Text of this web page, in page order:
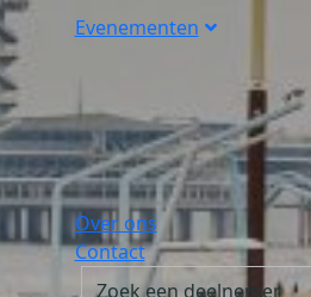
Evenementen
Over ons
Contact